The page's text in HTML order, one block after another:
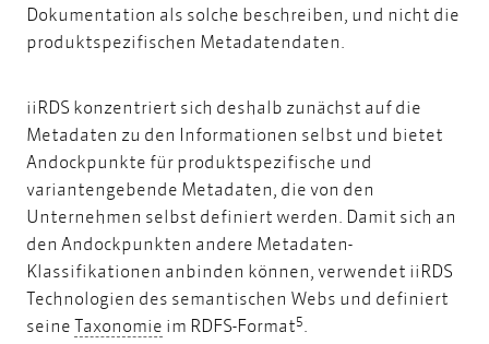
Dokumentation als solche beschreiben, und nicht die
produktspezifischen Metadatendaten.
iiRDS konzentriert sich deshalb zunächst auf die
Metadaten zu den Informationen selbst und bietet
Andockpunkte für produktspezifische und
variantengebende Metadaten, die von den
Unternehmen selbst definiert werden. Damit sich an
den Andockpunkten andere Metadaten-
Klassifikationen anbinden können, verwendet iiRDS
Technologien des semantischen Webs und definiert
seineTaxonomie Taxonomie
im RDFS-Format5